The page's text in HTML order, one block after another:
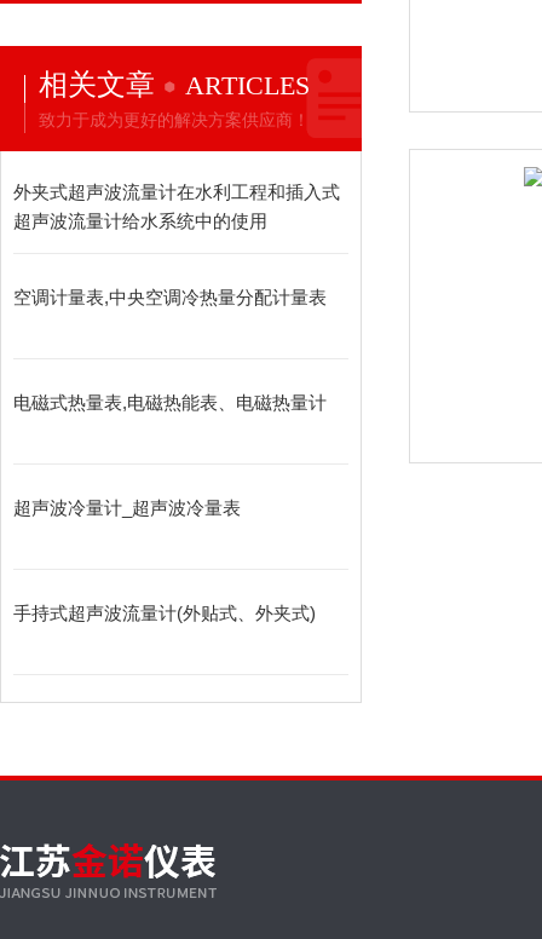
相关文章 ARTICLES
致力于成为更好的解决方案供应商！
外夹式超声波流量计在水利工程和插入式
超声波流量计给水系统中的使用
空调计量表,中央空调冷热量分配计量表
电磁式热量表,电磁热能表、电磁热量计
超声波冷量计_超声波冷量表
手持式超声波流量计(外贴式、外夹式)